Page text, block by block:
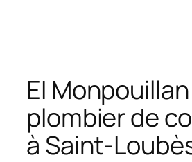
EI
plombier de
à Saint-